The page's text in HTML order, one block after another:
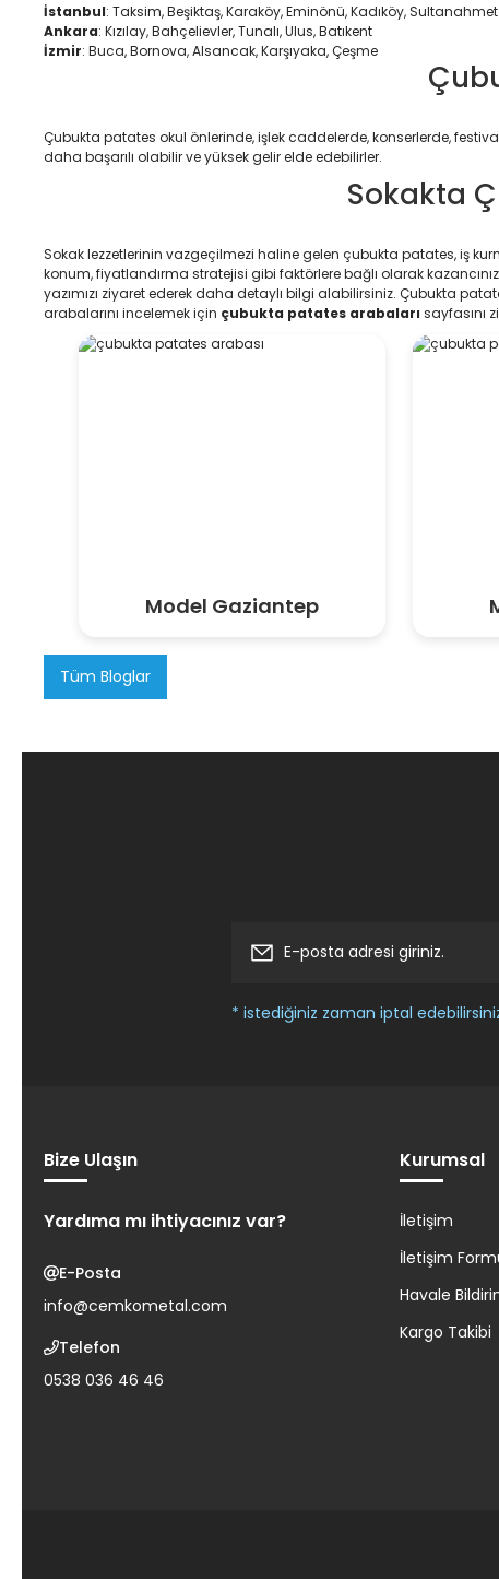
İstanbul: Taksim, Beşiktaş, Karaköy, Eminönü, Kadıköy, Sultanahmet
Ankara: Kızılay, Bahçelievler, Tunalı, Ulus, Batıkent
İzmir: Buca, Bornova, Alsancak, Karşıyaka, Çeşme
Çubukta patates okul önlerinde, işlek caddelerde, konserlerde,
daha başarılı olabilir ve yüksek gelir elde edebilirler.
Sokakta
Sokak lezzetlerinin vazgeçilmezi haline gelen çubukta patates, iş
konum, fiyatlandırma stratejisi gibi faktörlere bağlı olarak
yazımızı ziyaret ederek daha detaylı bilgi alabilirsiniz. Çubukta
arabalarını incelemek için çubukta patates arabaları sayfasını
Model Gaziantep
Tüm Bloglar
* istediğiniz zaman iptal
Bize Ulaşın
Yardıma mı ihtiyacınız var?
E-Posta
info@cemkometal.com
Telefon
0538 036 46 46
Kurumsal
İletişim
İletişim
Havale
Kargo Takibi